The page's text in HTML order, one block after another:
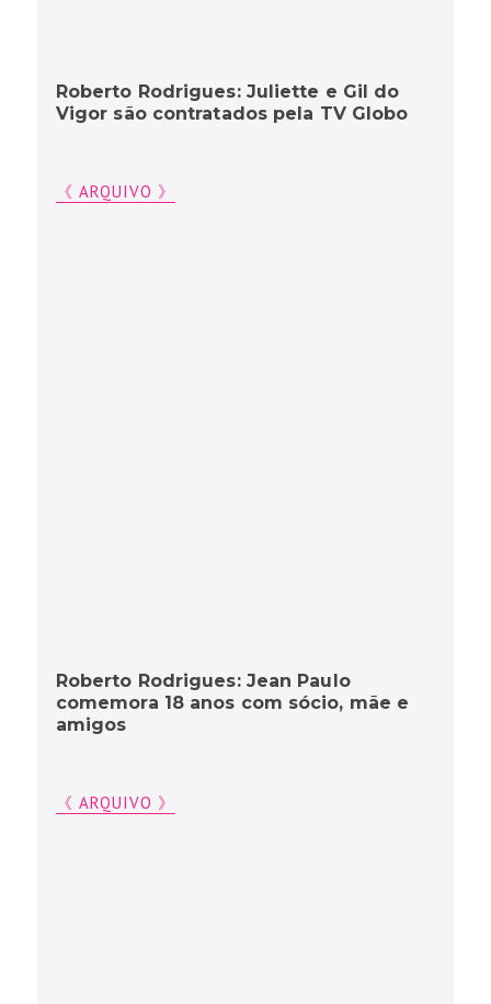
Roberto Rodrigues: Juliette e Gil do
Vigor são contratados pela TV Globo
《 ARQUIVO 》
Roberto Rodrigues: Jean Paulo
comemora 18 anos com sócio, mãe e
amigos
《 ARQUIVO 》